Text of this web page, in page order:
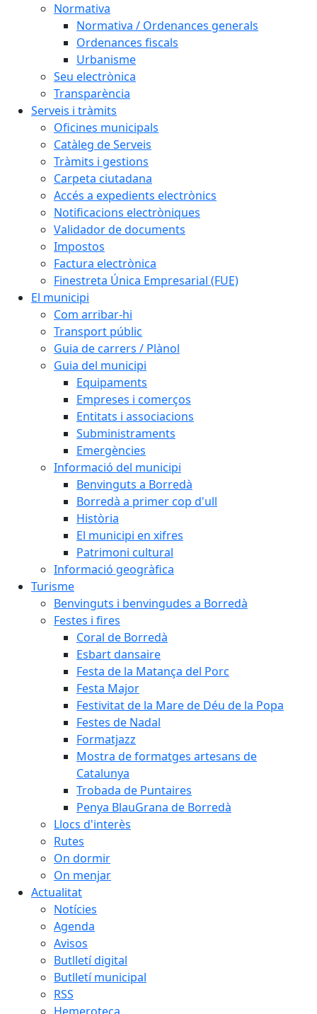
Normativa
Normativa / Ordenances generals
Ordenances fiscals
Urbanisme
Seu electrònica
Transparència
Serveis i tràmits
Oficines municipals
Catàleg de Serveis
Tràmits i gestions
Carpeta ciutadana
Accés a expedients electrònics
Notificacions electròniques
Validador de documents
Impostos
Factura electrònica
Finestreta Única Empresarial (FUE)
El municipi
Com arribar-hi
Transport públic
Guia de carrers / Plànol
Guia del municipi
Equipaments
Empreses i comerços
Entitats i associacions
Subministraments
Emergències
Informació del municipi
Benvinguts a Borredà
Borredà a primer cop d'ull
Història
El municipi en xifres
Patrimoni cultural
Informació geogràfica
Turisme
Benvinguts i benvingudes a Borredà
Festes i fires
Coral de Borredà
Esbart dansaire
Festa de la Matança del Porc
Festa Major
Festivitat de la Mare de Déu de la Popa
Festes de Nadal
Formatjazz
Mostra de formatges artesans de
Catalunya
Trobada de Puntaires
Penya BlauGrana de Borredà
Llocs d'interès
Rutes
On dormir
On menjar
Actualitat
Notícies
Agenda
Avisos
Butlletí digital
Butlletí municipal
RSS